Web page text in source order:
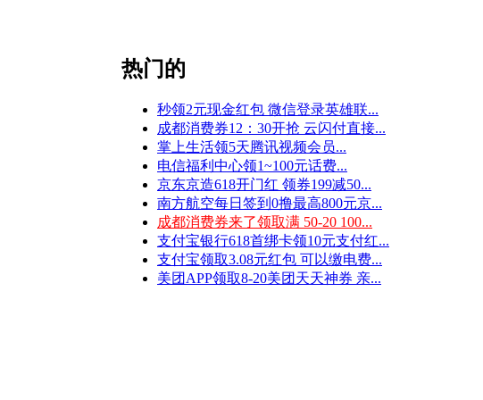
热门的
秒领2元现金红包 微信登录英雄联...
成都消费券12：30开抢 云闪付直接...
掌上生活领5天腾讯视频会员...
电信福利中心领1~100元话费...
京东京造618开门红 领券199减50...
南方航空每日签到0撸最高800元京...
成都消费券来了领取满 50-20 100...
支付宝银行618首绑卡领10元支付红...
支付宝领取3.08元红包 可以缴电费...
美团APP领取8-20美团天天神券 亲...